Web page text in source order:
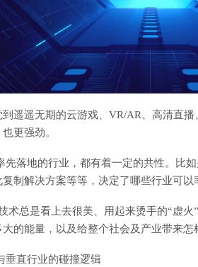
遥遥无期的云游戏、VR/AR、高清直
更强劲。
先落地的行业，都有着一定的共性。比
制解决方案等等，决定了哪些行业可以
术总是看上去很美、用起来烫手的“虚
的能量，以及给整个社会及产业带来怎
垂直行业的碰撞逻辑